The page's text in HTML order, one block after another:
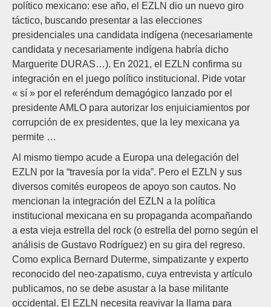
político mexicano: ese año, el EZLN dio un nuevo giro
táctico, buscando presentar a las elecciones
presidenciales una candidata indígena (necesariamente
candidata y necesariamente indígena habría dicho
Marguerite DURAS…). En 2021, el EZLN confirma su
integración en el juego político institucional. Pide votar
« sí » por el referéndum demagógico lanzado por el
presidente AMLO para autorizar los enjuiciamientos por
corrupción de ex presidentes, que la ley mexicana ya
permite …
Al mismo tiempo acude a Europa una delegación del
EZLN por la “travesía por la vida”. Pero el EZLN y sus
diversos comités europeos de apoyo son cautos. No
mencionan la integración del EZLN a la política
institucional mexicana en su propaganda acompañando
a esta vieja estrella del rock (o estrella del porno según el
análisis de Gustavo Rodríguez) en su gira del regreso.
Como explica Bernard Duterme, simpatizante y experto
reconocido del neo-zapatismo, cuya entrevista y artículo
publicamos, no se debe asustar a la base militante
occidental. El EZLN necesita reavivar la llama para